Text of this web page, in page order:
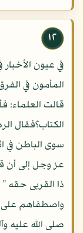
١٢
في عيون
المأمون في
قالت العلماء:
الكتاب؟فقال
سوى الباطن في
عز وجل إلى أن
ذا القربى حقه
واصطفاهم على
صلى الله عليه